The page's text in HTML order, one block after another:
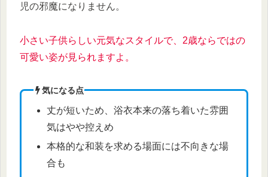
児の邪魔になりません。
小さい子供らしい元気なスタイルで、2歳ならではの
可愛い姿が見られますよ。
気になる点
丈が短いため、浴衣本来の落ち着いた雰囲
気はやや控えめ
本格的な和装を求める場面には不向きな場
合も